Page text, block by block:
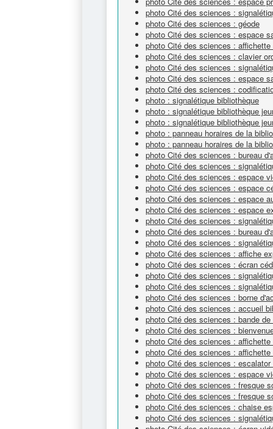
photo Cité des sciences :
photo Cité des sciences : géode
photo Cité des sciences : espace
photo Cité des sciences :
photo Cité des sciences : clavier
photo Cité des sciences :
photo Cité des sciences : espace
photo Cité des sciences :
photo : signalétique bibliothèque
photo : signalétique bibliothèque
photo : signalétique bibliothèque
photo : panneau horaires de la
photo : panneau horaires de la
photo Cité des sciences : bureau
photo Cité des sciences :
photo Cité des sciences : espace
photo Cité des sciences : espace
photo Cité des sciences : espace
photo Cité des sciences : espace
photo Cité des sciences :
photo Cité des sciences : bureau
photo Cité des sciences :
photo Cité des sciences : affiche
photo Cité des sciences : écran
photo Cité des sciences :
photo Cité des sciences :
photo Cité des sciences : borne
photo Cité des sciences : accueil
photo Cité des sciences : bande
photo Cité des sciences :
photo Cité des sciences :
photo Cité des sciences :
photo Cité des sciences :
photo Cité des sciences : espace
photo Cité des sciences : fresque
photo Cité des sciences : fresque
photo Cité des sciences : chaise
photo Cité des sciences :